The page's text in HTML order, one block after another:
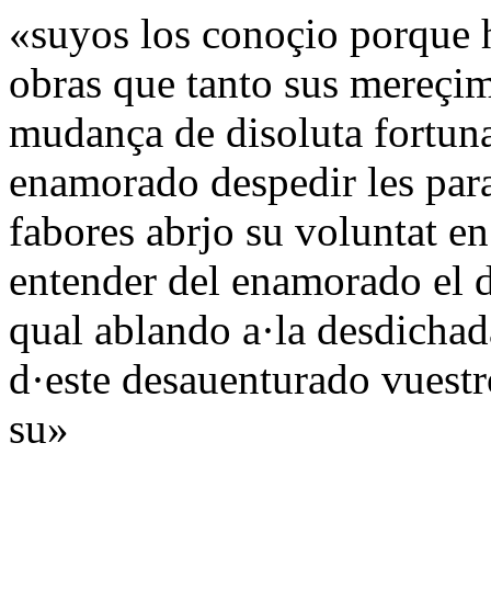
«suyos los conoçio porque
obras que tanto sus
mudança de disoluta
enamorado despedir les
fabores abrjo su voluntat
entender del enamorado el
qual ablando a·la
d·este desauenturado
su»